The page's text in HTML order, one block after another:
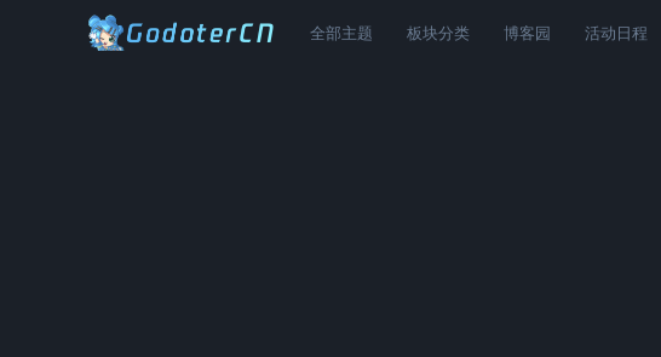
全部主题 板块分类 博客园 活动日程